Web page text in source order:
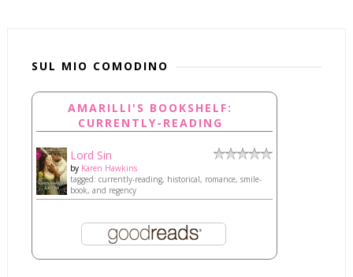
SUL MIO COMODINO
AMARILLI'S BOOKSHELF:
CURRENTLY-READING
Lord Sin
by Karen Hawkins
tagged: currently-reading, historical, romance, smile-
book, and regency